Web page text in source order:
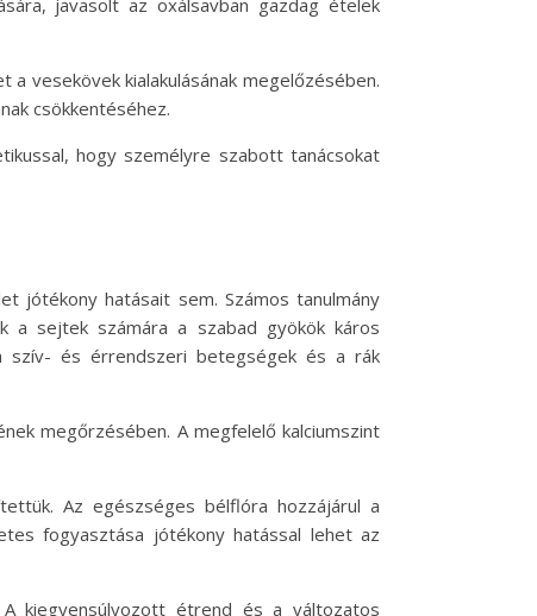
javasolt az oxálsavban gazdag ételek
vesekövek kialakulásának megelőzésében.
csökkentéséhez.
hogy személyre szabott tanácsokat
jótékony hatásait sem. Számos tanulmány
a sejtek számára a szabad gyökök káros
szív- és érrendszeri betegségek és a rák
megőrzésében. A megfelelő kalciumszint
Az egészséges bélflóra hozzájárul a
fogyasztása jótékony hatással lehet az
kiegyensúlyozott étrend és a változatos